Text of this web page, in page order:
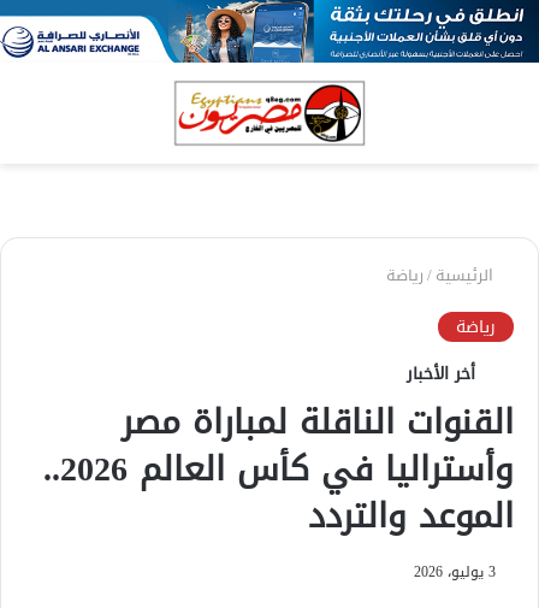
الرئيسية/رياضة
رياضة
أخر الأخبار
القنوات الناقلة لمباراة مصر
وأستراليا في كأس العالم 2026..
الموعد والتردد
3 يوليو، 2026